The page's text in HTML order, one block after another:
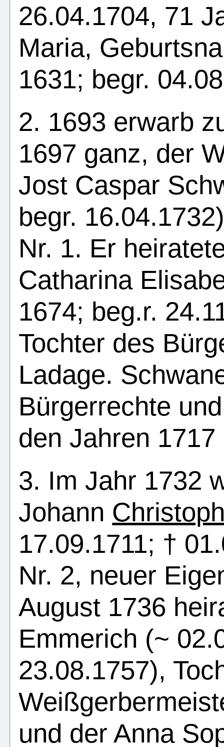
26.04.1704, 71
Maria,
1631; begr.
2. 1693 erwarb
1697 ganz, der
Jost Caspar
begr.
Nr. 1. Er
Catharina
1674; beg.r.
Tochter des
Ladage.
Bürgerrechte
den Jahren
3. Im Jahr 1732
Johann
17.09.1711; †
Nr. 2, neuer
August 1736
Emmerich (~
23.08.1757),
und der Anna